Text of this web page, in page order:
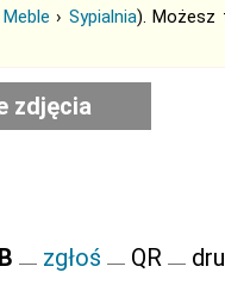
Meble › Sypialnia). Możesz
zdjęcia
zgłoś QR